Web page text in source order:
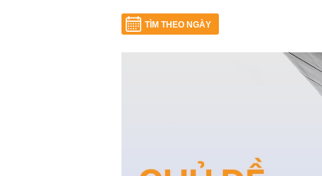
TÌM THEO NGÀY